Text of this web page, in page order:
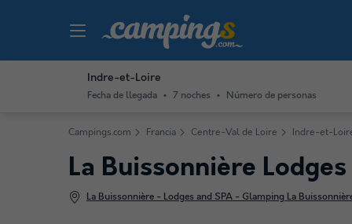
Indre-et-Loire
Fecha de llegada 7 noches Número de personas
Campings.com Francia Centre-Val de Loire Indre-et-
La Buissonnière Lodges
La Buissonnière - Lodges and SPA - Glamping La